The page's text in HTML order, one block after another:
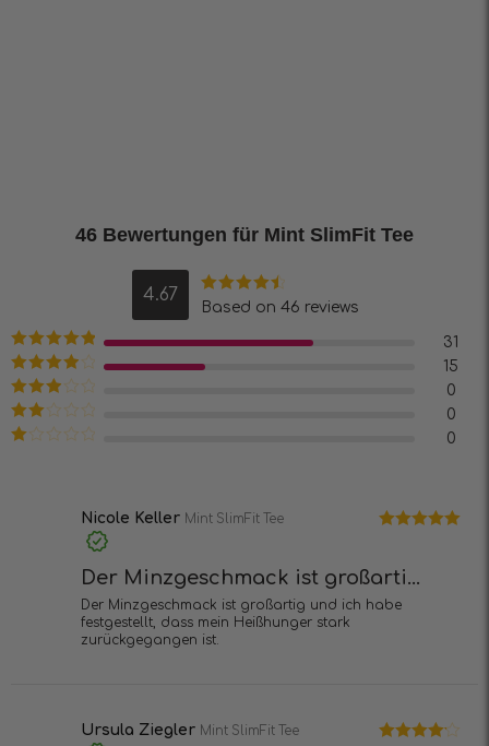
46 Bewertungen für Mint SlimFit Tee
4.67
Bewertet
Based on 46 reviews
Bewertet mit
5 von 5
31
Bewertet
mit
von
5
15
Bewertet
mit
von 5
0
Bewertet
0
0
Nicole Keller Mint SlimFit Tee
Der Minzgeschmack ist großarti...
Der Minzgeschmack ist großartig und ich habe
festgestellt, dass mein Heißhunger stark
zurückgegangen ist.
Ursula Ziegler Mint SlimFit Tee